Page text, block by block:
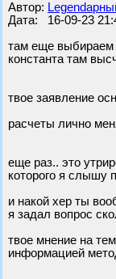
Автор:
Дата: 16-09-23
там еще выбираем
константа там
твое заявление
расчеты лично
еще раз.. это
которого я слышу
и накой хер ты
я задал вопрос
твое мнение на
информацией